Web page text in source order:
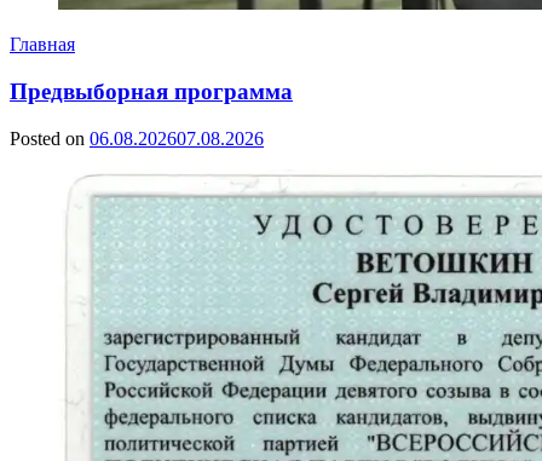
Главная
Предвыборная программа
Posted on 06.08.202607.08.2026
Ветошкин